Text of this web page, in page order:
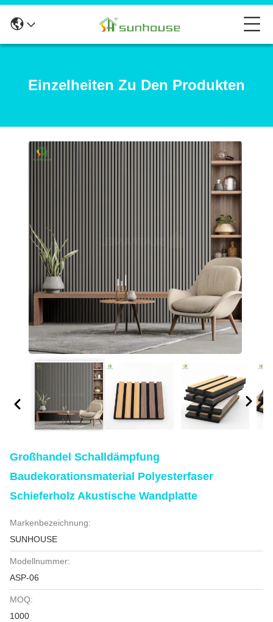
Einzelheiten Zu Den Produkten
Großhandel Schalldämpfung
Baudekorationsmaterial Polyesterfaser
Schieferholz Akustische Wandplatte
Markenbezeichnung:
SUNHOUSE
Modellnummer:
ASP-06
MOQ:
1000